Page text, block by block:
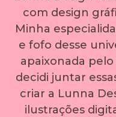
com design
Minha
e fofo desse
apaixonada
decidi juntar
criar a Lunna
ilustrações